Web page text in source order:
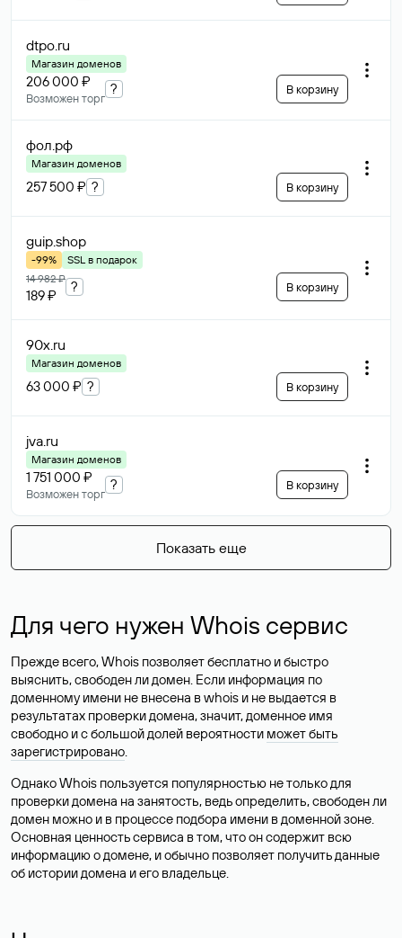
dtpo.ru
Магазин доменов
206 000 ₽
Возможен торг
? В корзину
фол.рф
Магазин доменов
257 500 ₽ ? В корзину
guip.shop
-99%
SSL в подарок
14 982 ₽
189 ₽
? В корзину
90x.ru
Магазин доменов
63 000 ₽ ? В корзину
jva.ru
Магазин доменов
1 751 000 ₽
Возможен торг
? В корзину
Показать еще
Для чего нужен Whois сервис
Прежде всего, Whois позволяет бесплатно и быстро
выяснить, свободен ли домен. Если информация по
доменному имени не внесена в whois и не выдается в
результатах проверки домена, значит, доменное имя
свободно и с большой долей вероятности может быть
зарегистрировано.
Однако Whois пользуется популярностью не только для
проверки домена на занятость, ведь определить, свободен ли
домен можно и в процессе подбора имени в доменной зоне.
Основная ценность сервиса в том, что он содержит всю
информацию о домене, и обычно позволяет получить данные
об истории домена и его владельце.